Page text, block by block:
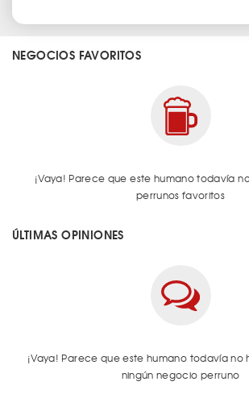
NEGOCIOS FAVORITOS
¡Vaya! Parece que este humano todavía
perrunos favoritos
ÚLTIMAS OPINIONES
¡Vaya! Parece que este humano todavía no
ningún negocio perruno